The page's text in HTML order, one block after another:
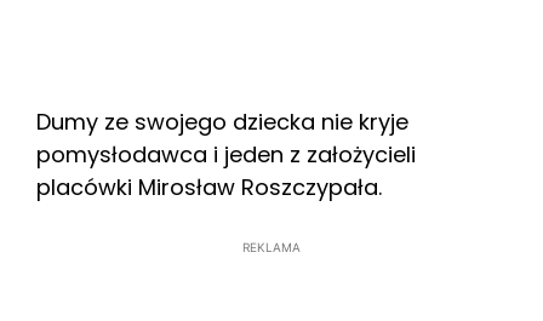
Dumy ze swojego dziecka nie kryje
pomysłodawca i jeden z założycieli
placówki Mirosław Roszczypała.
REKLAMA